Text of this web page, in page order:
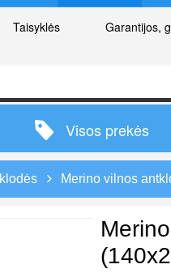
Taisyklės Garantijos,
Visos prekės
Merino vilnos